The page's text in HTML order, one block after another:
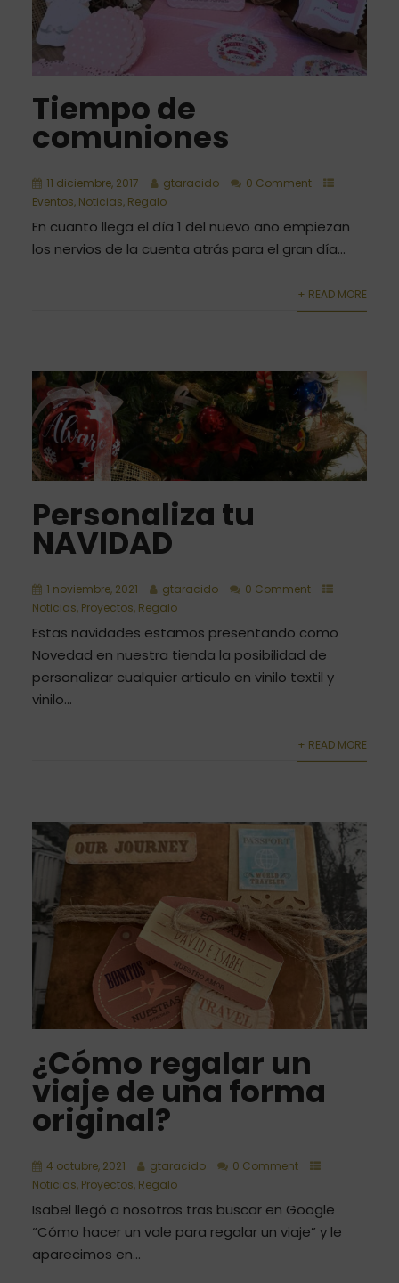
Tiempo de
comuniones
11 diciembre, 2017 gtaracido
0 Comment
Eventos, Noticias, Regalo
En cuanto llega el día 1 del nuevo año empiezan
los nervios de la cuenta atrás para el gran día...
+ READ MORE
Personaliza tu
NAVIDAD
1 noviembre, 2021 gtaracido
0 Comment
Noticias, Proyectos, Regalo
Estas navidades estamos presentando como
Novedad en nuestra tienda la posibilidad de
personalizar cualquier articulo en vinilo textil y
vinilo...
+ READ MORE
¿Cómo regalar un
viaje de una forma
original?
4 octubre, 2021 gtaracido
0 Comment
Noticias, Proyectos, Regalo
Isabel llegó a nosotros tras buscar en Google
“Cómo hacer un vale para regalar un viaje” y le
aparecimos en...